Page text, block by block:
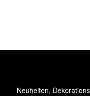
Neuheiten,